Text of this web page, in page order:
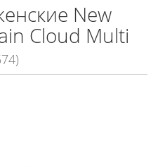
New
Cloud Multi